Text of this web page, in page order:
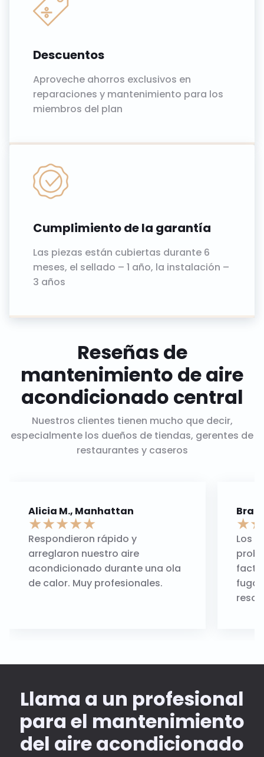
Descuentos
Aproveche ahorros exclusivos en
reparaciones y mantenimiento para los
miembros del plan
Cumplimiento de la garantía
Las piezas están cubiertas durante 6
meses, el sellado – 1 año, la instalación –
3 años
Reseñas de
mantenimiento de aire
acondicionado central
Nuestros clientes tienen mucho que decir,
especialmente los dueños de tiendas, gerentes de
restaurantes y caseros
Alicia M., Manhattan
★★★★★
Respondieron rápido y
arreglaron nuestro aire
acondicionado durante una ola
de calor. Muy profesionales.
Brad
★★
Los
Llama a un profesional
para el mantenimiento
del aire acondicionado